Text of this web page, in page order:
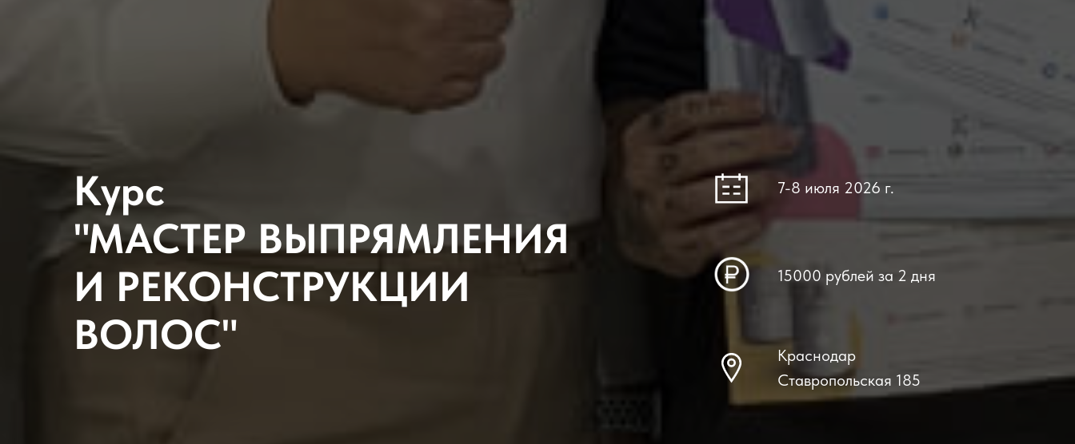
Курс
"МАСТЕР ВЫПРЯМЛЕНИЯ
И РЕКОНСТРУКЦИИ
ВОЛОС"
7-8 июля 2026 г.
15000 рублей за 2 дня
Краснодар
Ставропольская 185